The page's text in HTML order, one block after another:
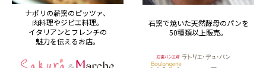
ナポリの薪窯のピッツァ、
肉料理やジビエ料理。
イタリアンとフレンチの
魅力を伝えるお店。
石窯で焼いた天然酵母のパンを
50種類以上販売。